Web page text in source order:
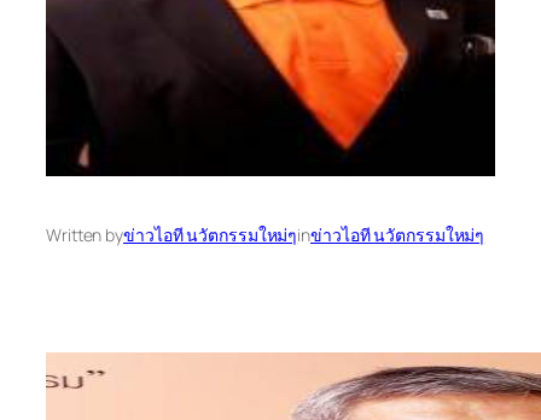
Written byข่าวไอที นวัตกรรมใหม่ๆinข่าวไอที นวัตกรรมใหม่ๆ